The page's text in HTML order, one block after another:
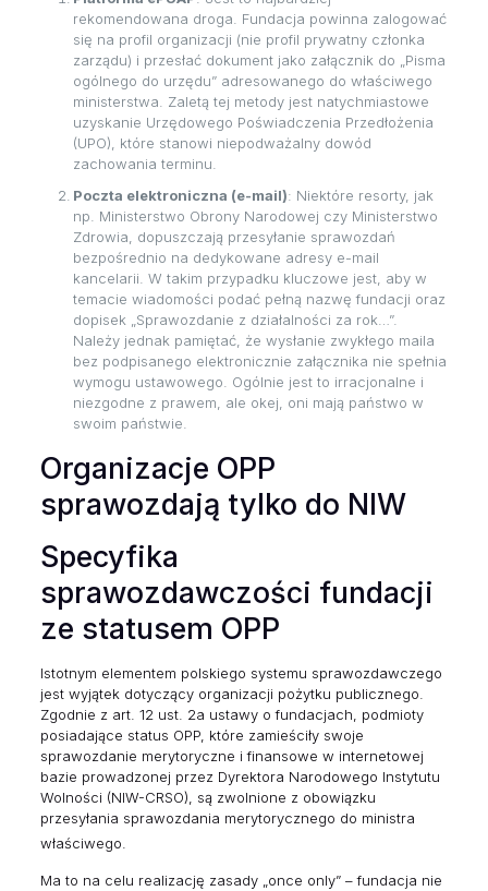
rekomendowana droga. Fundacja powinna zalogować
się na profil organizacji (nie profil prywatny członka
zarządu) i przesłać dokument jako załącznik do „Pisma
ogólnego do urzędu” adresowanego do właściwego
ministerstwa. Zaletą tej metody jest natychmiastowe
uzyskanie Urzędowego Poświadczenia Przedłożenia
(UPO), które stanowi niepodważalny dowód
zachowania terminu.
Poczta elektroniczna (e-mail): Niektóre resorty, jak
np. Ministerstwo Obrony Narodowej czy Ministerstwo
Zdrowia, dopuszczają przesyłanie sprawozdań
bezpośrednio na dedykowane adresy e-mail
kancelarii. W takim przypadku kluczowe jest, aby w
temacie wiadomości podać pełną nazwę fundacji oraz
dopisek „Sprawozdanie z działalności za rok…”.
Należy jednak pamiętać, że wysłanie zwykłego maila
bez podpisanego elektronicznie załącznika nie spełnia
wymogu ustawowego. Ogólnie jest to irracjonalne i
niezgodne z prawem, ale okej, oni mają państwo w
swoim państwie.
Organizacje OPP
sprawozdają tylko do NIW
Specyfika
sprawozdawczości fundacji
ze statusem OPP
Istotnym elementem polskiego systemu sprawozdawczego
jest wyjątek dotyczący organizacji pożytku publicznego.
Zgodnie z art. 12 ust. 2a ustawy o fundacjach, podmioty
posiadające status OPP, które zamieściły swoje
sprawozdanie merytoryczne i finansowe w internetowej
bazie prowadzonej przez Dyrektora Narodowego Instytutu
Wolności (NIW-CRSO), są zwolnione z obowiązku
przesyłania sprawozdania merytorycznego do ministra
właściwego.
Ma to na celu realizację zasady „once only” – fundacja nie